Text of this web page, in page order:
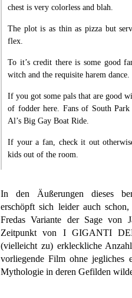
chest is very colorless and blah.
The plot is as thin as pizza but
flex.
To it’s credit there is some good
witch and the requisite harem dance.
If you got some pals that are good
of fodder here. Fans of South
Al’s Big Gay Boat Ride.
If your a fan, check it out
kids out of the room.
In den Äußerungen dieses
erschöpft sich leider auch
Fredas Variante der Sage von
Zeitpunkt von I GIGANTI
(vielleicht zu) erkleckliche
vorliegende Film ohne jegliches
Mythologie in deren Gefilden